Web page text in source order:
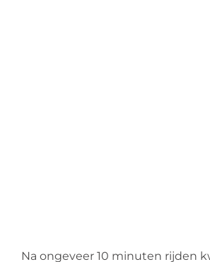
Na ongeveer 10 minuten rijden